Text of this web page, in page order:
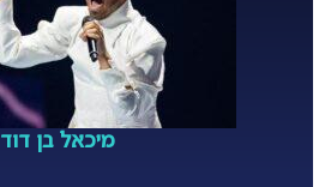
מיכאל בן דוד